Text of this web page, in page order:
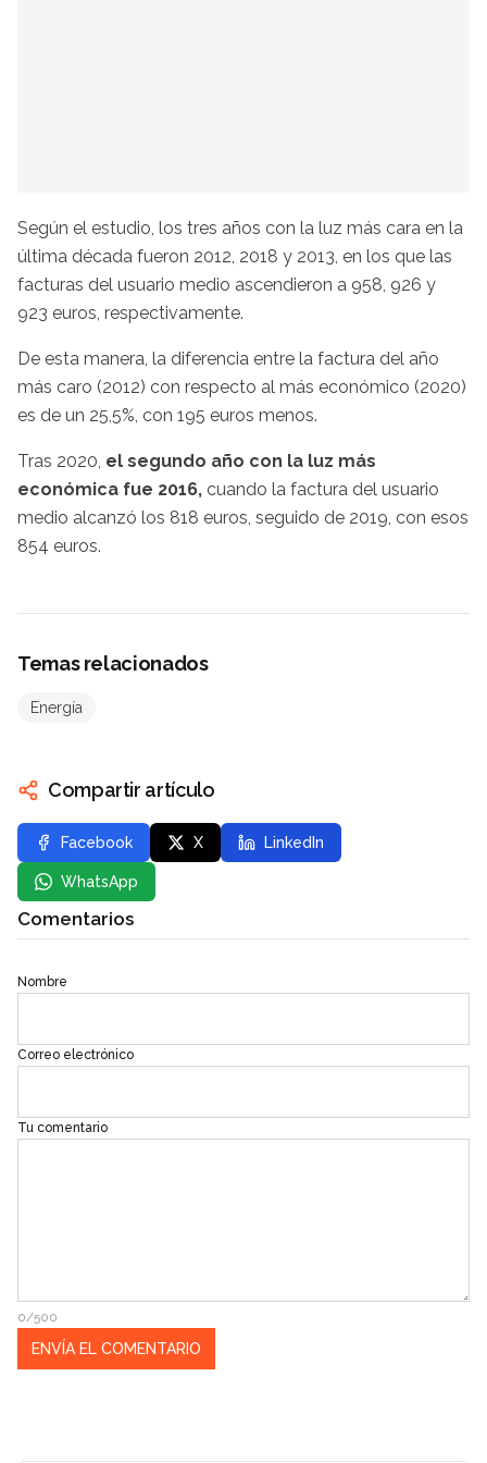
Según el estudio, los tres años con la luz más cara en la
última década fueron 2012, 2018 y 2013, en los que las
facturas del usuario medio ascendieron a 958, 926 y
923 euros, respectivamente.
De esta manera, la diferencia entre la factura del año
más caro (2012) con respecto al más económico (2020)
es de un 25,5%, con 195 euros menos.
Tras 2020, el segundo año con la luz más
económica fue 2016, cuando la factura del usuario
medio alcanzó los 818 euros, seguido de 2019, con esos
854 euros.
Temas relacionados
Energía
Compartir artículo
Facebook X LinkedIn
WhatsApp
Comentarios
Nombre
Correo electrónico
Tu comentario
0/500